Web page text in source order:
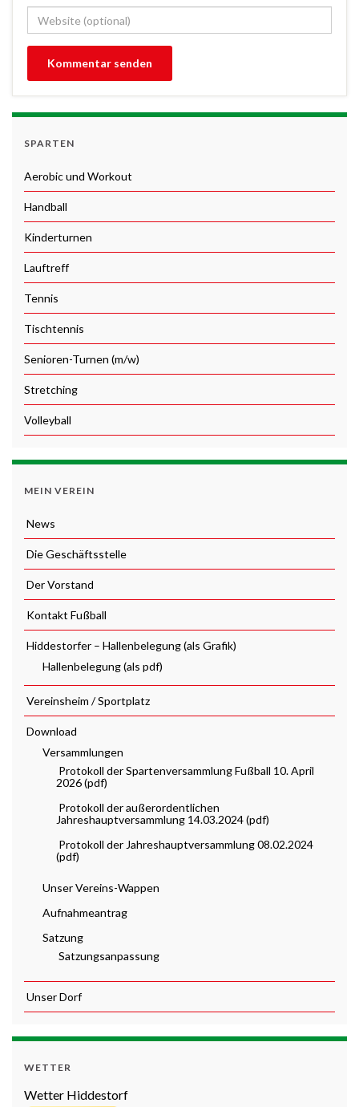
SPARTEN
Aerobic und Workout
Handball
Kinderturnen
Lauftreff
Tennis
Tischtennis
Senioren-Turnen (m/w)
Stretching
Volleyball
MEIN VEREIN
News
Die Geschäftsstelle
Der Vorstand
Kontakt Fußball
Hiddestorfer – Hallenbelegung (als Grafik)
Hallenbelegung (als pdf)
Vereinsheim / Sportplatz
Download
Versammlungen
Protokoll der Spartenversammlung Fußball 10. April
2026 (pdf)
Protokoll der außerordentlichen
Jahreshauptversammlung 14.03.2024 (pdf)
Protokoll der Jahreshauptversammlung 08.02.2024
(pdf)
Unser Vereins-Wappen
Aufnahmeantrag
Satzung
Satzungsanpassung
Unser Dorf
WETTER
Wetter Hiddestorf